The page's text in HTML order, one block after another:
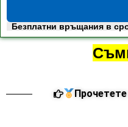
Безплатни връщания в